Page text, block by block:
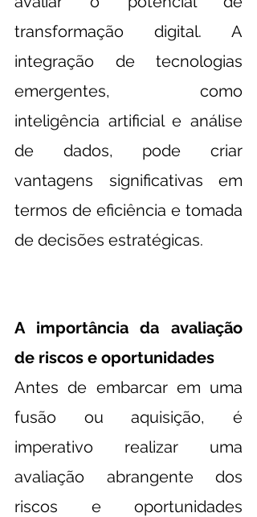
transformação digital. A
integração de tecnologias
emergentes, como
inteligência artificial e análise
de dados, pode criar
vantagens significativas em
termos de eficiência e tomada
de decisões estratégicas.
A importância da avaliação
de riscos e oportunidades
Antes de embarcar em uma
fusão ou aquisição, é
imperativo realizar uma
avaliação abrangente dos
riscos e oportunidades